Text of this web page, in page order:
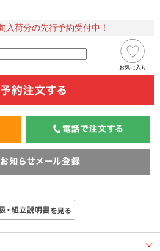
入荷分の先行予約受付中！
お気に入り